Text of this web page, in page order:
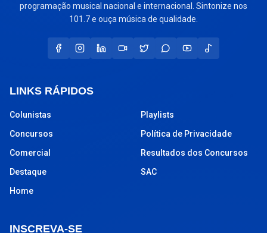
programação musical nacional e internacional. Sintonize nos
101.7 e ouça música de qualidade.
LINKS RÁPIDOS
Colunistas
Concursos
Comercial
Destaque
Home
Playlists
Política de Privacidade
Resultados dos Concursos
SAC
INSCREVA-SE